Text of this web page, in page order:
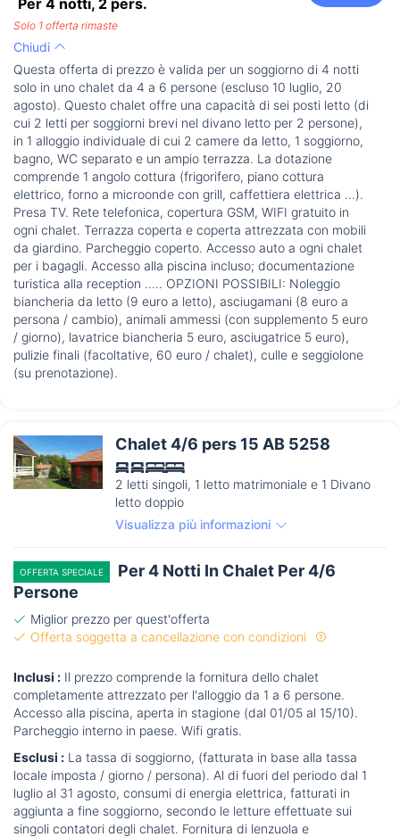
Solo 1 offerta rimaste
Chiudi
Questa offerta di prezzo è valida per un soggiorno di 4 notti
solo in uno chalet da 4 a 6 persone (escluso 10 luglio, 20
agosto). Questo chalet offre una capacità di sei posti letto (di
cui 2 letti per soggiorni brevi nel divano letto per 2 persone),
in 1 alloggio individuale di cui 2 camere da letto, 1 soggiorno,
bagno, WC separato e un ampio terrazza. La dotazione
comprende 1 angolo cottura (frigorifero, piano cottura
elettrico, forno a microonde con grill, caffettiera elettrica ...).
Presa TV. Rete telefonica, copertura GSM, WIFI gratuito in
ogni chalet. Terrazza coperta e coperta attrezzata con mobili
da giardino. Parcheggio coperto. Accesso auto a ogni chalet
per i bagagli. Accesso alla piscina incluso; documentazione
turistica alla reception ..... OPZIONI POSSIBILI: Noleggio
biancheria da letto (9 euro a letto), asciugamani (8 euro a
persona / cambio), animali ammessi (con supplemento 5 euro
/ giorno), lavatrice biancheria 5 euro, asciugatrice 5 euro),
pulizie finali (facoltative, 60 euro / chalet), culle e seggiolone
(su prenotazione).
Chalet 4/6 pers 15 AB 5258
2 letti singoli, 1 letto matrimoniale e 1 Divano
letto doppio
Visualizza più informazioni
OFFERTA SPECIALE
Per 4 Notti In Chalet Per 4/6
Persone
Miglior prezzo per quest'offerta
Offerta soggetta a cancellazione con condizioni
Inclusi : Il prezzo comprende la fornitura dello chalet
completamente attrezzato per l'alloggio da 1 a 6 persone.
Accesso alla piscina, aperta in stagione (dal 01/05 al 15/10).
Parcheggio interno in paese. Wifi gratis.
Esclusi : La tassa di soggiorno, (fatturata in base alla tassa
locale imposta / giorno / persona). Al di fuori del periodo dal 1
luglio al 31 agosto, consumi di energia elettrica, fatturati in
aggiunta a fine soggiorno, secondo le letture effettuate sui
singoli contatori degli chalet. Fornitura di lenzuola e